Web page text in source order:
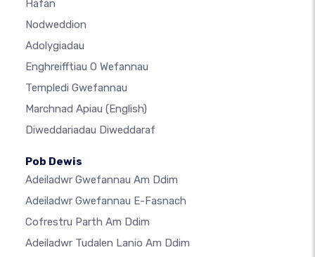
Hafan
Nodweddion
Adolygiadau
Enghreifftiau O Wefannau
Templedi Gwefannau
Marchnad Apiau (English)
Diweddariadau Diweddaraf
Pob Dewis
Adeiladwr Gwefannau Am Ddim
Adeiladwr Gwefannau E-Fasnach
Cofrestru Parth Am Ddim
Adeiladwr Tudalen Lanio Am Ddim